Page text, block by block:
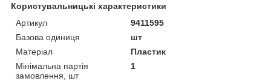
Користувальницькі характеристики
Артикул
9411595
Базова одиниця
шт
Матеріал
Пластик
Мінімальна партія
замовлення, шт
1